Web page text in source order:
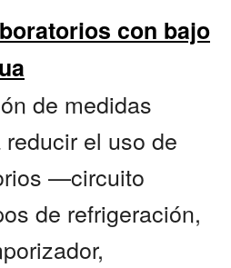
con bajo
de medidas
el uso de
—circuito
de refrigeración,